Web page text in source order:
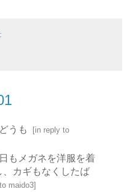
うも [in reply to
もメガネを洋服を着
カギもなくしたば
maido3]